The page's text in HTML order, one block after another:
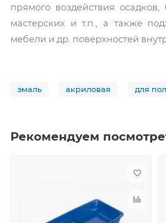
прямого воздействия
мастерских и т.п., а также
мебели и др. поверхностей
эмаль акриловая для
Рекомендуем